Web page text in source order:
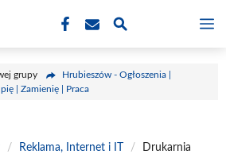
grupy
Hrubieszów - Ogłoszenia |
| Zamienię | Praca
/ Reklama, Internet i IT /
Drukarnia